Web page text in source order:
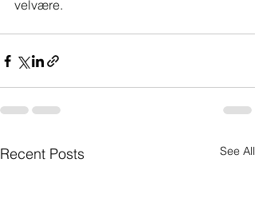
velvære.
Recent Posts See All